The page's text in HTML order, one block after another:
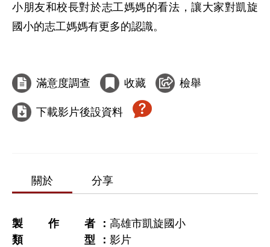
小朋友和校長對於志工媽媽的看法，讓大家對凱旋
國小的志工媽媽有更多的認識。
滿意度調查 收藏 檢舉
下載影片後設資料
關於 分享
製作者
高雄市凱旋國小
類型
影片